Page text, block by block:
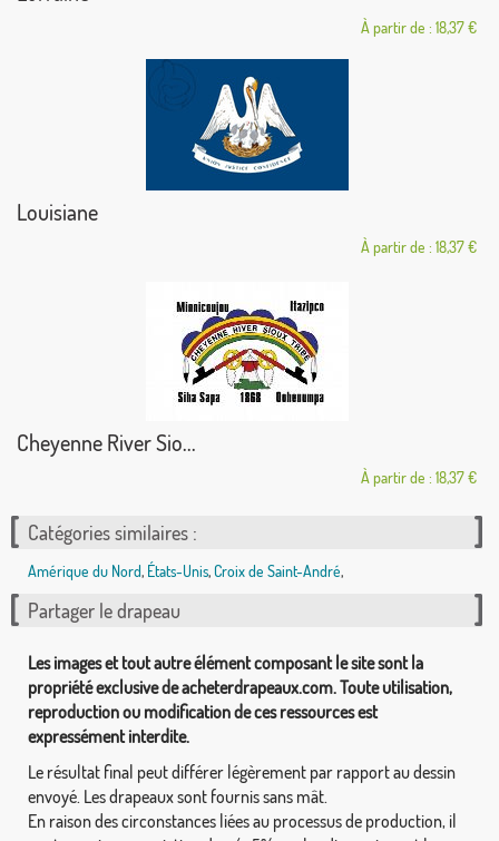
À partir de : 18,37 €
Louisiane
À partir de : 18,37 €
Cheyenne River Sio...
À partir de : 18,37 €
Catégories similaires :
Amérique du Nord, États-Unis,Croix de Saint-André,
Partager le drapeau
Les images et tout autre élément composant le site sont la
propriété exclusive de acheterdrapeaux.com. Toute utilisation,
reproduction ou modification de ces ressources est
expressément interdite.
Le résultat final peut différer légèrement par rapport au dessin
envoyé. Les drapeaux sont fournis sans mât.
En raison des circonstances liées au processus de production, il